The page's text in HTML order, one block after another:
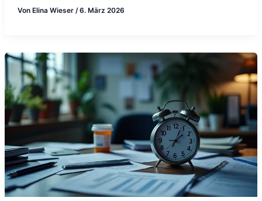
Von Elina Wieser /6. März 2026